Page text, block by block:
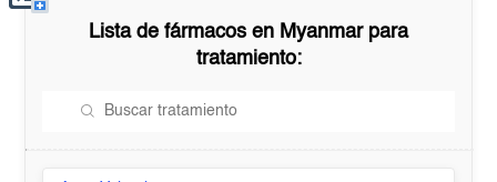
Lista de fármacos en Myanmarpara
tratamiento: